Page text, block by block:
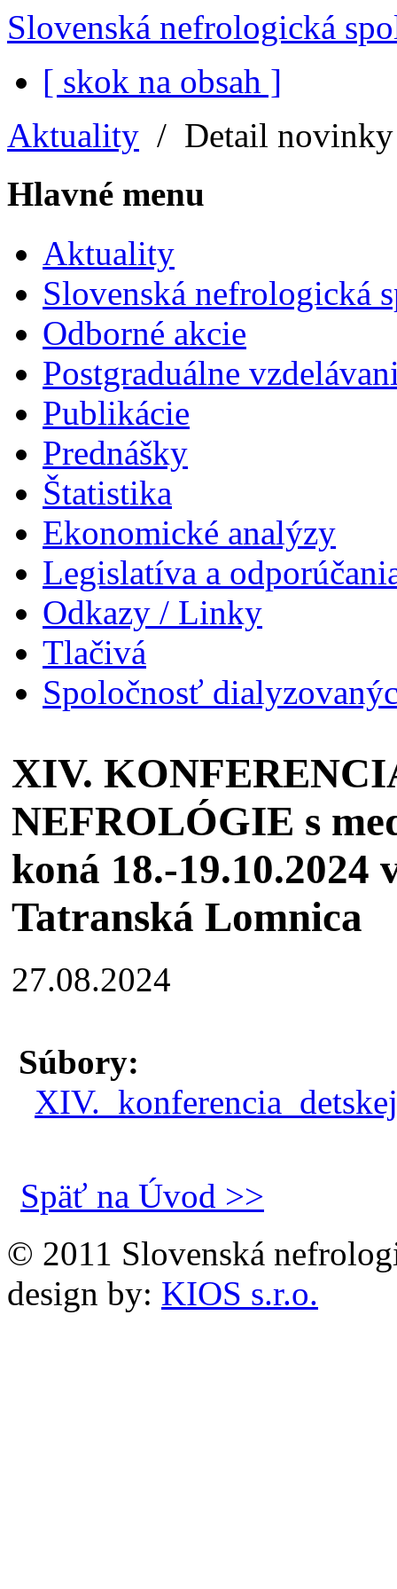
Slovenská nefrologická
[ skok na obsah ]
Aktuality / Detail novinky
Hlavné menu
Aktuality
Slovenská nefrologická
Odborné akcie
Postgraduálne
Publikácie
Prednášky
Štatistika
Ekonomické analýzy
Legislatíva a
Odkazy / Linky
Tlačivá
Spoločnosť
XIV.
NEFROLÓGIE s
koná 18.-
Tatranská Lomnica
27.08.2024
Súbory:
Späť na Úvod >>
© 2011 Slovenská
design by: KIOS s.r.o.